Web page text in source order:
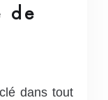
de
dans tout